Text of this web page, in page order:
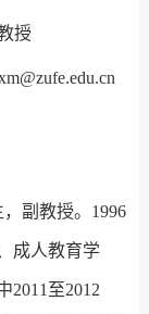
授
副教授。1996
成人教育学
2011至2012